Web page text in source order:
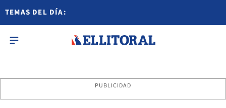
TEMAS DEL DÍA:
PUBLICIDAD